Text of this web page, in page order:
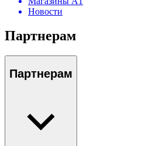
Новости
Партнерам
Партнерам